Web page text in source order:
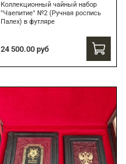
Коллекционный чайный набор
"Чаепитие" №2 (Ручная роспись
Палех) в футляре
24 500.00 руб